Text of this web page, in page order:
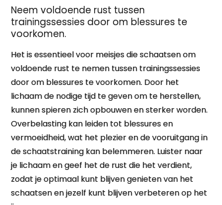
Neem voldoende rust tussen
trainingssessies door om blessures te
voorkomen.
Het is essentieel voor meisjes die schaatsen om
voldoende rust te nemen tussen trainingssessies
door om blessures te voorkomen. Door het
lichaam de nodige tijd te geven om te herstellen,
kunnen spieren zich opbouwen en sterker worden.
Overbelasting kan leiden tot blessures en
vermoeidheid, wat het plezier en de vooruitgang in
de schaatstraining kan belemmeren. Luister naar
je lichaam en geef het de rust die het verdient,
zodat je optimaal kunt blijven genieten van het
schaatsen en jezelf kunt blijven verbeteren op het